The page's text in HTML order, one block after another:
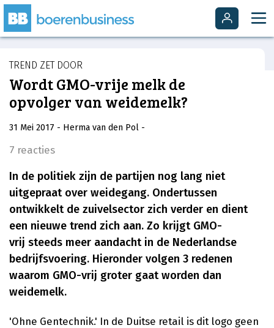
TREND ZET DOOR
Wordt GMO-vrije melk de
opvolger van weidemelk?
31 Mei 2017 - Herma van den Pol -
7 reacties
In de politiek zijn de partijen nog lang niet
uitgepraat over weidegang. Ondertussen
ontwikkelt de zuivelsector zich verder en dient
een nieuwe trend zich aan. Zo krijgt GMO-
vrij steeds meer aandacht in de Nederlandse
bedrijfsvoering. Hieronder volgen 3 redenen
waarom GMO-vrij groter gaat worden dan
weidemelk.
'Ohne Gentechnik.' In de Duitse retail is dit logo geen